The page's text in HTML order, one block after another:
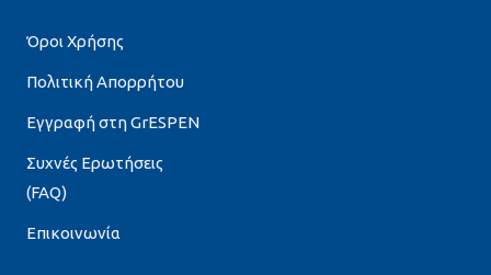
Όροι Χρήσης
Πολιτική Απορρήτου
Εγγραφή στη GrESPEN
Συχνές Ερωτήσεις
(FAQ)
Επικοινωνία